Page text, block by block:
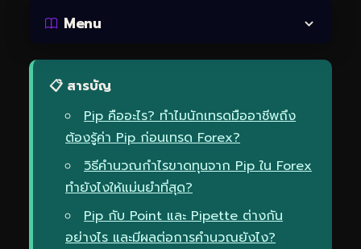
Menu
📋 สารบัญ
Pip คืออะไร? ทำไมนักเทรดมืออาชีพถึง
ต้องรู้ค่า Pip ก่อนเทรด Forex?
วิธีคำนวณกำไรขาดทุนจาก Pip ใน Forex
ทำยังไงให้แม่นยำที่สุด?
Pip กับ Point และ Pipette ต่างกัน
อย่างไร และมีผลต่อการคำนวณยังไง?